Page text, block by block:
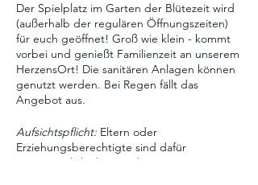
Der Spielplatz im Garten der Blütezeit wird
(außerhalb der regulären Öffnungszeiten)
für euch geöffnet! Groß wie klein - kommt
vorbei und genießt Familienzeit an unserem
HerzensOrt! Die sanitären Anlagen können
genutzt werden. Bei Regen fällt das
Angebot aus.
Aufsichtspflicht: Eltern oder
Erziehungsberechtigte sind dafür
verantwortlich, ihre Kinder angemessen zu